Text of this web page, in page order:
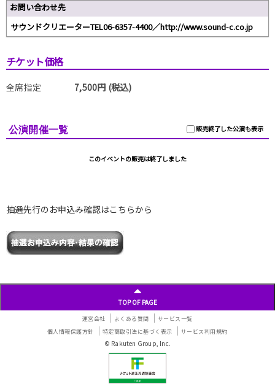
お問い合わせ先
サウンドクリエーターTEL06-6357-4400／http://www.sound-c.co.jp
チケット価格
全席指定 7,500円 (税込)
販売終了した公演も表示
公演開催一覧
このイベントの販売は終了しました
抽選先行のお申込み確認はこちらから
TOP OF PAGE
運営会社 よくある質問
サービス一覧
個人情報保護方針
特定商取引法に基づく表示 サービス利用規約
© Rakuten Group, Inc.